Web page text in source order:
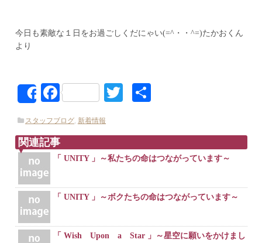
今日も素敵な１日をお過ごしくだにゃい(=^・・^=)たかおくん
より
ShareFacebook Twitter
スタッフブログ, 新着情報
関連記事
「 UNITY 」～私たちの命はつながっています～
「 UNITY 」～ボクたちの命はつながっています～
「 Wish Upon a Star 」～星空に願いをかけまし